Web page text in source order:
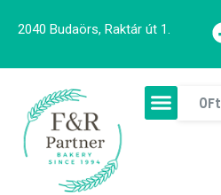
2040 Budaörs, Raktár út 1.
0Ft